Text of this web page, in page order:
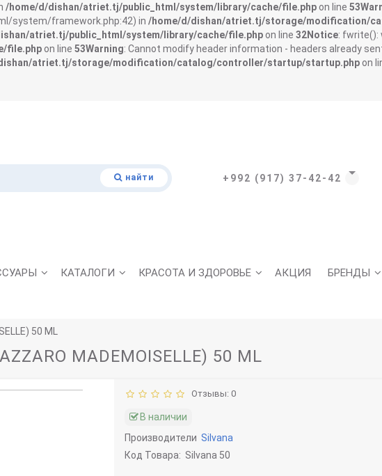
/home/d/dishan/atriet.tj/public_html/system/library/cache/file.php on line 53
system/framework.php:42) in /home/d/dishan/atriet.tj/storage/modification/
atriet.tj/public_html/system/library/cache/file.php on line 32Notice: fwrite():
file.php on line 53Warning: Cannot modify header information - headers already
atriet.tj/storage/modification/catalog/controller/startup/startup.php on
найти +992 (917) 37-42-42
КАТАЛОГИ КРАСОТА И ЗДОРОВЬЕ АКЦИЯ БРЕНДЫ
50 ML
MADEMOISELLE) 50 ML
Отзывы: 0
В наличии
Производители Silvana
Код Товара: Silvana 50